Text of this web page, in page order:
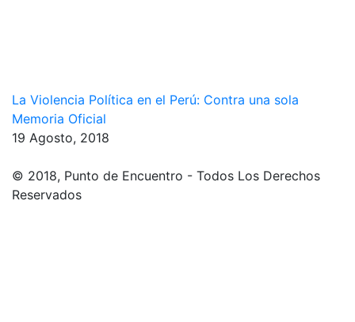
La Violencia Política en el Perú: Contra una sola
Memoria Oficial
19 Agosto, 2018
© 2018, Punto de Encuentro - Todos Los Derechos
Reservados